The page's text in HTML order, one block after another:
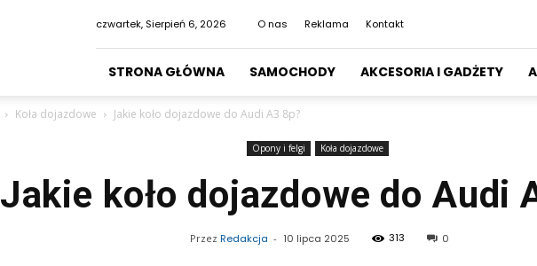
czwartek, Sierpień 6, 2026 O nas Reklama Kontakt
STRONA GŁÓWNA SAMOCHODY AKCESORIA I GADŻETY
Koła dojazdowe Jakie koło dojazdowe do Audi A3 8p?
Opony i felgi Koła dojazdowe
Jakie koło dojazdowe do Audi
Przez Redakcja - 10 lipca 2025 313 0